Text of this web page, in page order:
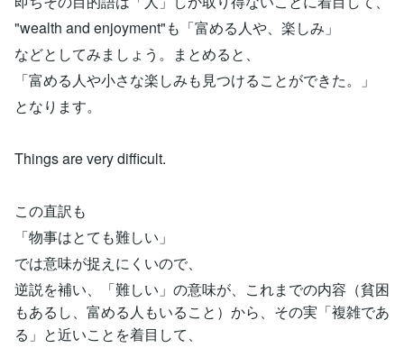
"wealth and enjoyment"も「富める人や、楽しみ」
などとしてみましょう。まとめると、
「富める人や小さな楽しみも見つけることができた。」
となります。
Things are very difficult.
この直訳も
「物事はとても難しい」
では意味が捉えにくいので、
逆説を補い、「難しい」の意味が、これまでの内容（貧困
もあるし、富める人もいること）から、その実「複雑であ
る」と近いことを着目して、